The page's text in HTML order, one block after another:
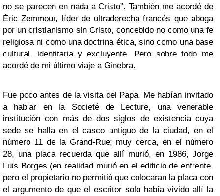
no se parecen en nada a Cristo”. También me acordé de
Éric Zemmour, líder de ultraderecha francés que aboga
por un cristianismo sin Cristo, concebido no como una fe
religiosa ni como una doctrina ética, sino como una base
cultural, identitaria y excluyente. Pero sobre todo me
acordé de mi último viaje a Ginebra.
Fue poco antes de la visita del Papa. Me habían invitado
a hablar en la Societé de Lecture, una venerable
institución con más de dos siglos de existencia cuya
sede se halla en el casco antiguo de la ciudad, en el
número 11 de la Grand-Rue; muy cerca, en el número
28, una placa recuerda que allí murió, en 1986, Jorge
Luis Borges (en realidad murió en el edificio de enfrente,
pero el propietario no permitió que colocaran la placa con
el argumento de que el escritor solo había vivido allí la